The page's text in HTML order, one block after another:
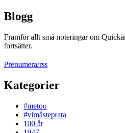
Blogg
Framför allt små noteringar om
fortsätter.
Prenumera/rss
Kategorier
#metoo
#vimåsteprata
100 år